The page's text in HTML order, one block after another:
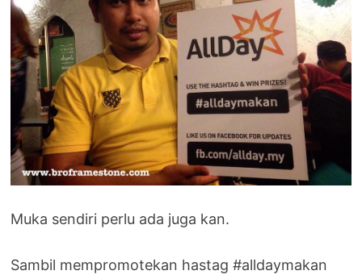
Muka sendiri perlu ada juga kan.
Sambil mempromotekan hastag #alldaymakan